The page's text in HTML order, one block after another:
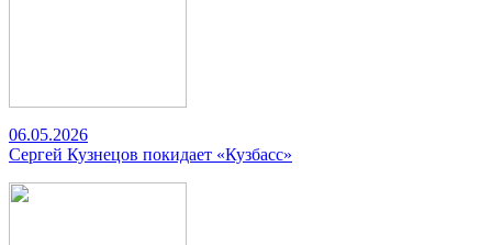
06.05.2026
Сергей Кузнецов покидает «Кузбасс»